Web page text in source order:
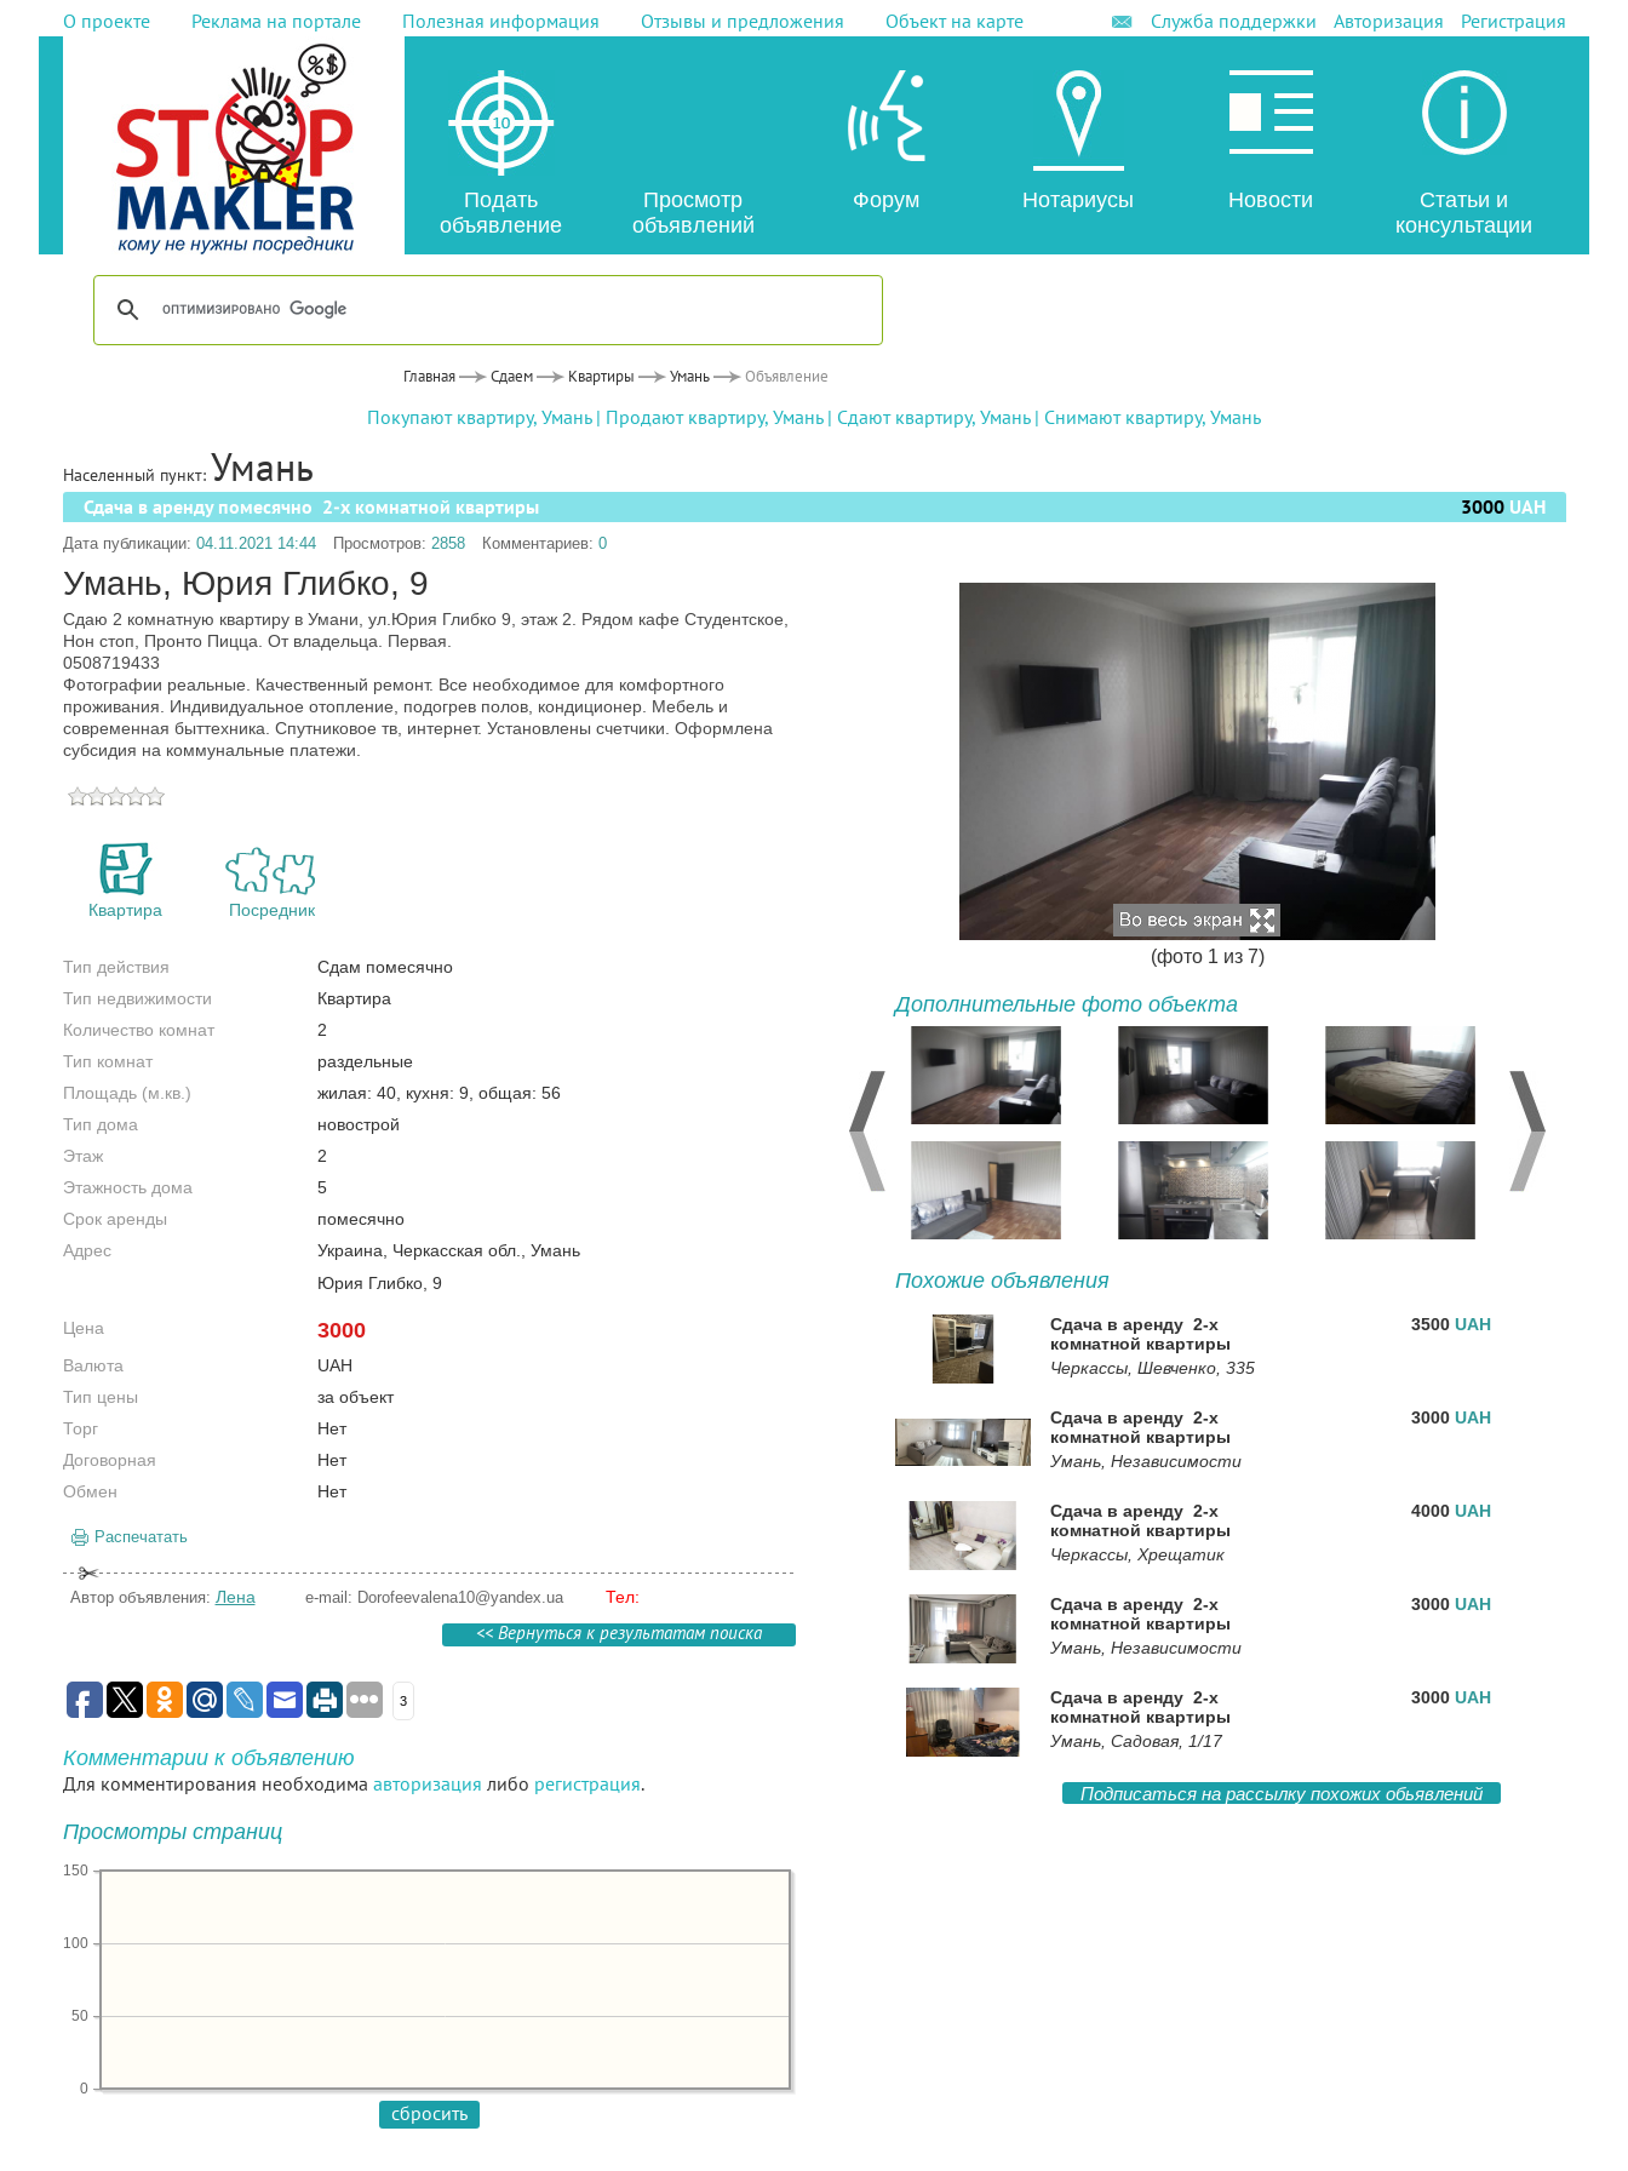
О проекте Реклама на портале Полезная информация Отзывы и предложения Объект на карте Служба поддержки Авторизация Регистрация
Подать
объявление
Просмотр
объявлений
Форум Нотариусы Новости
Статьи и
консультации
Главная Сдаем Квартиры Умань Объявление
Покупают квартиру, Умань| Продают квартиру, Умань| Сдают квартиру, Умань| Снимают квартиру, Умань
Населенный пункт: Умань
Сдача в аренду помесячно 2-х комнатной квартиры 3000UAH
Дата публикации: 04.11.2021 14:44 Просмотров: 2858 Комментариев: 0
Умань, Юрия Глибко, 9
Сдаю 2 комнатную квартиру в Умани, ул.Юрия Глибко 9, этаж 2. Рядом кафе Студентское,
Нон стоп, Пронто Пицца. От владельца. Первая.
0508719433
Фотографии реальные. Качественный ремонт. Все необходимое для комфортного
проживания. Индивидуальное отопление, подогрев полов, кондиционер. Мебель и
современная быттехника. Спутниковое тв, интернет. Установлены счетчики. Оформлена
субсидия на коммунальные платежи.
Квартира Посредник
Тип действия
Сдам помесячно
Тип недвижимости
Квартира
Количество комнат
2
Тип комнат
раздельные
Площадь (м.кв.)
жилая: 40, кухня: 9, общая: 56
Тип дома
новострой
Этаж
2
Этажность дома
5
Срок аренды
помесячно
Адрес
Украина, Черкасская обл., Умань
Юрия Глибко, 9
Цена 3000
Валюта
UAH
Тип цены
за объект
Торг
Нет
Договорная
Нет
Обмен
Нет
Распечатать
Автор объявления: Лена e-mail: Dorofeevalena10@yandex.ua Тел:
<< Вернуться к результатам поиска
3
Комментарии к объявлению
Для комментирования необходима авторизация либо регистрация.
Просмотры страниц
0
50
100
150
сбросить
(фото 1 из 7)
Дополнительные фото объекта
Похожие объявления
Сдача в аренду 2-х
комнатной квартиры
Черкассы, Шевченко, 335
3500 UAH
Сдача в аренду 2-х
комнатной квартиры
Умань, Независимости
3000 UAH
Сдача в аренду 2-х
комнатной квартиры
Черкассы, Хрещатик
4000 UAH
Сдача в аренду 2-х
комнатной квартиры
Умань, Независимости
3000 UAH
Сдача в аренду 2-х
комнатной квартиры
Умань, Садовая, 1/17
3000 UAH
Подписаться на рассылку похожих обьявлений